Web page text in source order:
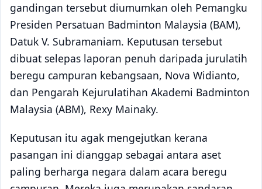
gandingan tersebut diumumkan oleh Pemangku
Presiden Persatuan Badminton Malaysia (BAM),
Datuk V. Subramaniam. Keputusan tersebut
dibuat selepas laporan penuh daripada jurulatih
beregu campuran kebangsaan, Nova Widianto,
dan Pengarah Kejurulatihan Akademi Badminton
Malaysia (ABM), Rexy Mainaky.
Keputusan itu agak mengejutkan kerana
pasangan ini dianggap sebagai antara aset
paling berharga negara dalam acara beregu